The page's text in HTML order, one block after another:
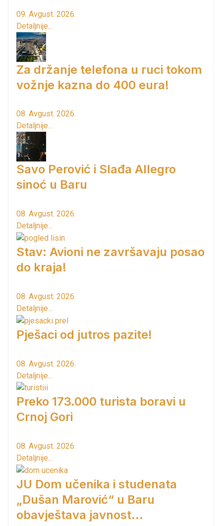
09. Avgust. 2026.
Detaljnije...
Za držanje telefona u ruci tokom
vožnje kazna do 400 eura!
08. Avgust. 2026.
Detaljnije...
Savo Perović i Slađa Allegro
sinoć u Baru
08. Avgust. 2026.
Detaljnije...
Stav: Avioni ne završavaju posao
do kraja!
08. Avgust. 2026.
Detaljnije...
Pješaci od jutros pazite!
08. Avgust. 2026.
Detaljnije...
Preko 173.000 turista boravi u
Crnoj Gori
08. Avgust. 2026.
Detaljnije...
JU Dom učenika i studenata
„Dušan Marović“ u Baru
obavještava javnost...